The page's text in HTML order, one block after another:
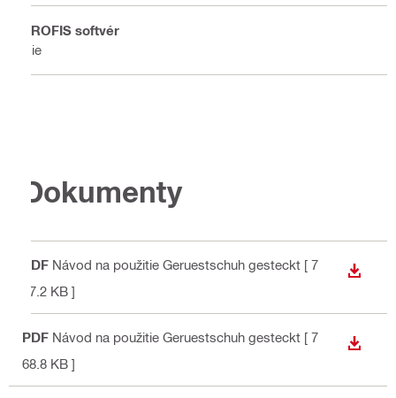
PROFIS softvér
Nie
Dokumenty
PDF Návod na použitie Geruestschuh gesteckt [ 7
67.2 KB ]
PDF Návod na použitie Geruestschuh gesteckt [ 7
68.8 KB ]